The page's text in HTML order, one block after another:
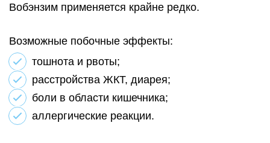
Вобэнзим применяется крайне редко.
Возможные побочные эффекты:
тошнота и рвоты;
расстройства ЖКТ, диарея;
боли в области кишечника;
аллергические реакции.